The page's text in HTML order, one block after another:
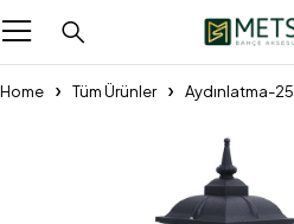
Home Tüm Ürünler Aydınlatma-25